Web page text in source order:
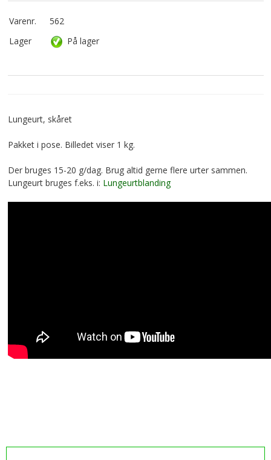
Varenr.
562
Lager
På lager
Lungeurt, skåret
Pakket i pose. Billedet viser 1 kg.
Der bruges 15-20 g/dag. Brug altid gerne flere urter sammen.
Lungeurt bruges f.eks. i: Lungeurtblanding